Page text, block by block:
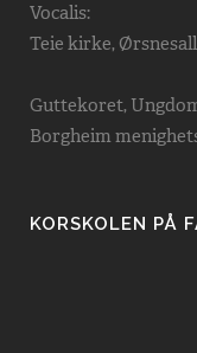
Vocalis:
Teie kirke,
Guttekoret,
Borgheim
KORSKOLEN PÅ